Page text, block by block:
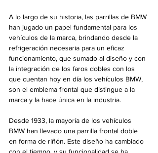
A lo largo de su historia, las parrillas de BMW
han jugado un papel fundamental para los
vehículos de la marca, brindando desde la
refrigeración necesaria para un eficaz
funcionamiento, que sumado al diseño y con
la integración de los faros dobles con los
que cuentan hoy en día los vehículos BMW,
son el emblema frontal que distingue a la
marca y la hace única en la industria.
Desde 1933, la mayoría de los vehículos
BMW han llevado una parrilla frontal doble
en forma de riñón. Este diseño ha cambiado